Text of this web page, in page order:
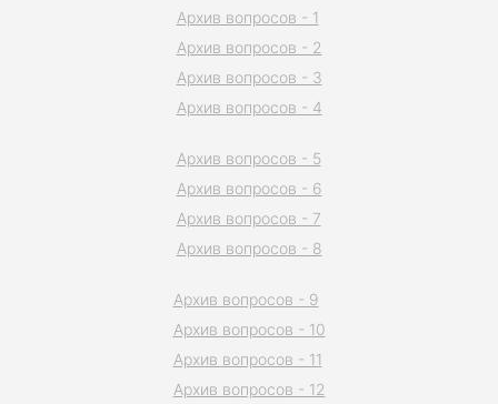
Архив вопросов - 1
Архив вопросов - 2
Архив вопросов - 3
Архив вопросов - 4
Архив вопросов - 5
Архив вопросов - 6
Архив вопросов - 7
Архив вопросов - 8
Архив вопросов - 9
Архив вопросов - 10
Архив вопросов - 11
Архив вопросов - 12